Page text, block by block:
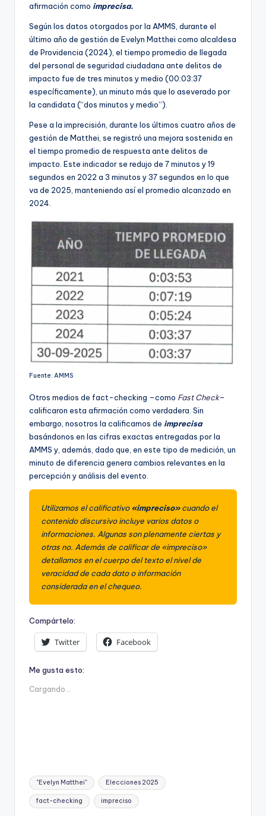
afirmación como imprecisa.
Según los datos otorgados por la AMMS, durante el
último año de gestión de Evelyn Matthei como alcaldesa
de Providencia (2024), el tiempo promedio de llegada
del personal de seguridad ciudadana ante delitos de
impacto fue de tres minutos y medio (00:03:37
específicamente), un minuto más que lo aseverado por
la candidata (“dos minutos y medio”).
Pese a la imprecisión, durante los últimos cuatro años de
gestión de Matthei, se registró una mejora sostenida en
el tiempo promedio de respuesta ante delitos de
impacto. Este indicador se redujo de 7 minutos y 19
segundos en 2022 a 3 minutos y 37 segundos en lo que
va de 2025, manteniendo así el promedio alcanzado en
2024.
Fuente: AMMS
Otros medios de fact-checking –como Fast Check–
calificaron esta afirmación como verdadera. Sin
embargo, nosotros la calificamos de imprecisa
basándonos en las cifras exactas entregadas por la
AMMS y, además, dado que, en este tipo de medición, un
minuto de diferencia genera cambios relevantes en la
percepción y análisis del evento.
Utilizamos el calificativo«impreciso»cuando el
contenido discursivo incluye varios datos o
informaciones. Algunas son plenamente ciertas y
otras no. Además de calificar de «impreciso»
detallamos en el cuerpo del texto el nivel de
veracidad de cada dato o información
considerada en el chequeo.
Compártelo:
Twitter Facebook
Me gusta esto:
Cargando...
Etiquetas:
"Evelyn Matthei" Elecciones 2025
fact-checking impreciso